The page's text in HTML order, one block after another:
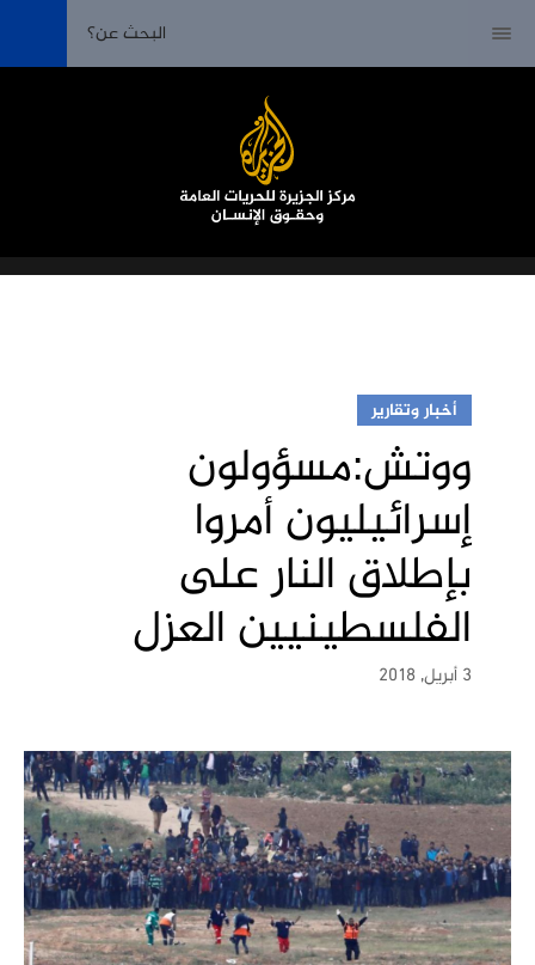
أخبار وتقارير
ووتش:مسؤولون
إسرائيليون أمروا
بإطلاق النار على
الفلسطينيين العزل
3 أبريل, 2018